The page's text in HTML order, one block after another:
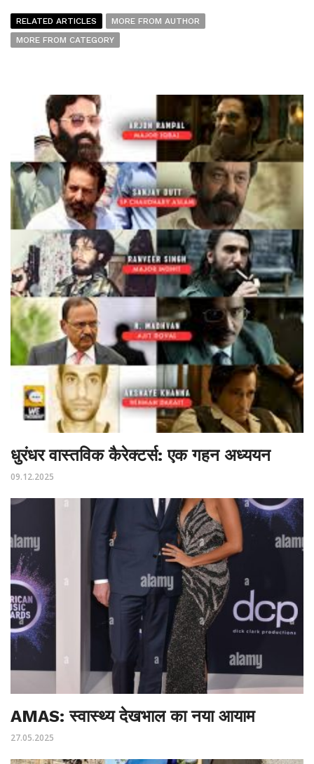
RELATED ARTICLES
MORE FROM AUTHOR
MORE FROM CATEGORY
धुरंधर वास्तविक कैरेक्टर्स: एक गहन अध्ययन
09.12.2025
AMAS: स्वास्थ्य देखभाल का नया आयाम
27.05.2025